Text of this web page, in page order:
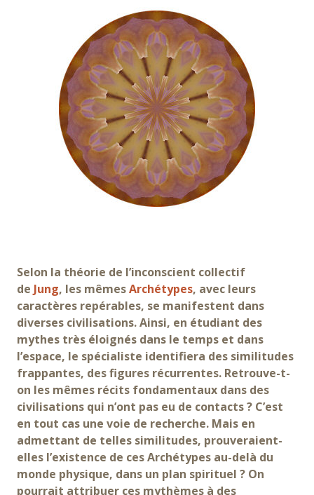
Selon la théorie de l’inconscient collectif
de Jung, les mêmesArchétypes, avec leurs
caractères repérables, se manifestent dans
diverses civilisations. Ainsi, en étudiant des
mythes très éloignés dans le temps et dans
l’espace, le spécialiste identifiera des similitudes
frappantes, des figures récurrentes. Retrouve-t-
on les mêmes récits fondamentaux dans des
civilisations qui n’ont pas eu de contacts ? C’est
en tout cas une voie de recherche. Mais en
admettant de telles similitudes, prouveraient-
elles l’existence de ces Archétypes au-delà du
monde physique, dans un plan spirituel ? On
pourrait attribuer ces mythèmes à des